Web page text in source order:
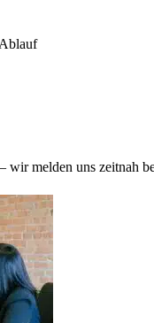
– wir melden uns zeitnah